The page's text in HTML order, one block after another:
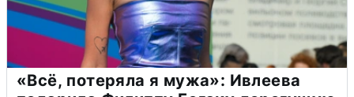
«Всё, потеряла я мужа»: Ивлеева